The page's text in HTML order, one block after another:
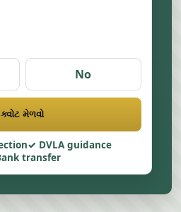
No
ક્વોટ મેળવો
DVLA guidance
transfer